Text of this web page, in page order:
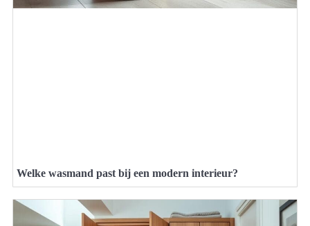
Welke wasmand past bij een modern interieur?